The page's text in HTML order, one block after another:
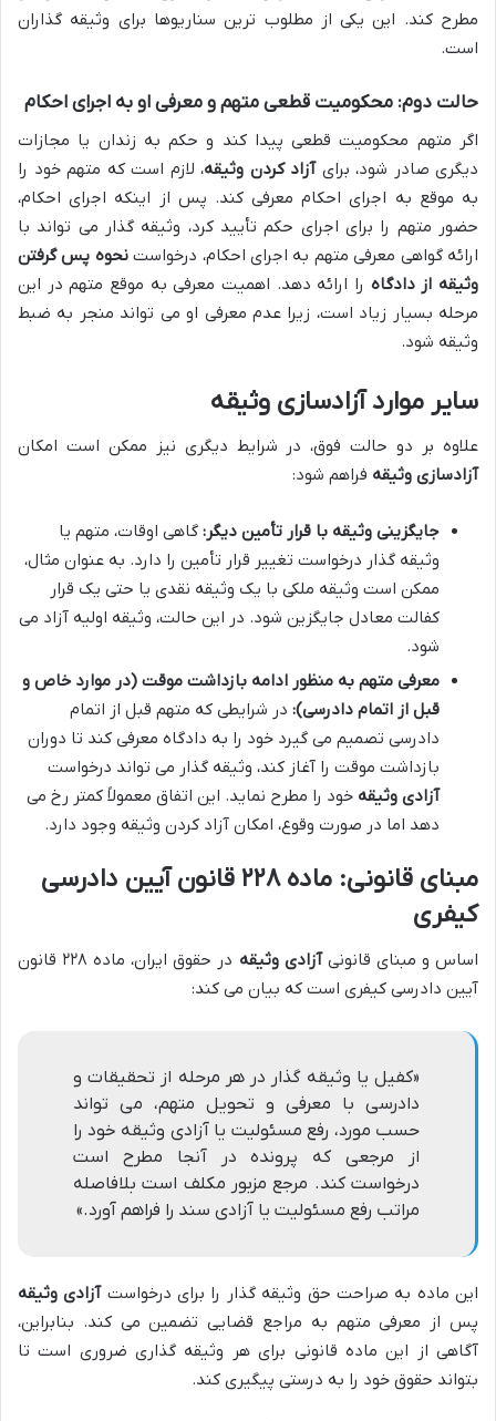
مطرح کند. این یکی از مطلوب ترین سناریوها برای وثیقه گذاران
است.
حالت دوم: محکومیت قطعی متهم و معرفی او به اجرای احکام
اگر متهم محکومیت قطعی پیدا کند و حکم به زندان یا مجازات
دیگری صادر شود، برایآزاد کردن وثیقه، لازم است که متهم خود را
به موقع به اجرای احکام معرفی کند. پس از اینکه اجرای احکام،
حضور متهم را برای اجرای حکم تأیید کرد، وثیقه گذار می تواند با
ارائه گواهی معرفی متهم به اجرای احکام، درخواستنحوه پس گرفتن
وثیقه از دادگاه را ارائه دهد. اهمیت معرفی به موقع متهم در این
مرحله بسیار زیاد است، زیرا عدم معرفی او می تواند منجر به ضبط
وثیقه شود.
سایر موارد آزادسازی وثیقه
علاوه بر دو حالت فوق، در شرایط دیگری نیز ممکن است امکان
آزادسازی وثیقه فراهم شود:
جایگزینی وثیقه با قرار تأمین دیگر: گاهی اوقات، متهم یا
وثیقه گذار درخواست تغییر قرار تأمین را دارد. به عنوان مثال،
ممکن است وثیقه ملکی با یک وثیقه نقدی یا حتی یک قرار
کفالت معادل جایگزین شود. در این حالت، وثیقه اولیه آزاد می
شود.
معرفی متهم به منظور ادامه بازداشت موقت (در موارد خاص و
قبل از اتمام دادرسی): در شرایطی که متهم قبل از اتمام
دادرسی تصمیم می گیرد خود را به دادگاه معرفی کند تا دوران
بازداشت موقت را آغاز کند، وثیقه گذار می تواند درخواست
آزادی وثیقه خود را مطرح نماید. این اتفاق معمولاً کمتر رخ می
دهد اما در صورت وقوع، امکان آزاد کردن وثیقه وجود دارد.
مبنای قانونی: ماده ۲۲۸ قانون آیین دادرسی
کیفری
اساس و مبنای قانونیآزادی وثیقه
در حقوق ایران، ماده ۲۲۸ قانون
آیین دادرسی کیفری است که بیان می کند:
«کفیل یا وثیقه گذار در هر مرحله از تحقیقات و
دادرسی با معرفی و تحویل متهم، می تواند
حسب مورد، رفع مسئولیت یا آزادی وثیقه خود را
از مرجعی که پرونده در آنجا مطرح است
درخواست کند. مرجع مزبور مکلف است بلافاصله
مراتب رفع مسئولیت یا آزادی سند را فراهم آورد.»
این ماده به صراحت حق وثیقه گذار را برای درخواستآزادی وثیقه
پس از معرفی متهم به مراجع قضایی تضمین می کند. بنابراین،
آگاهی از این ماده قانونی برای هر وثیقه گذاری ضروری است تا
بتواند حقوق خود را به درستی پیگیری کند.